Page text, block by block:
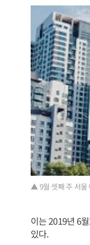
▲ 9월 셋째 주 서울
이는 2019년 6
있다.